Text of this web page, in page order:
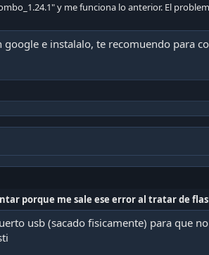
y me funciona lo anterior. El
e instalalo, te recomuendo para
porque me sale ese error al tratar de
usb (sacado fisicamente) para que